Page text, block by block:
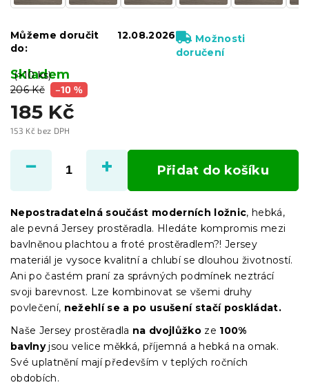
206 Kč –10 %
185 Kč
153 Kč bez DPH
cena:
Skladem
(>10 ks)
Můžeme doručit
do:
12.08.2026
Možnosti
doručení
Přidat do košíku
Nepostradatelná součást moderních ložnic, hebká,
ale pevná Jersey prostěradla. Hledáte kompromis mezi
bavlněnou plachtou a froté prostěradlem?! Jersey
materiál je vysoce kvalitní a chlubí se dlouhou životností.
Ani po častém praní za správných podmínek neztrácí
svoji barevnost. Lze kombinovat se všemi druhy
povlečení, nežehlí se a po usušení stačí poskládat.
Naše Jersey prostěradla na dvojlůžko ze 100%
bavlnyjsou velice měkká, příjemná a hebká na omak.
Své uplatnění mají především v teplých ročních
obdobích.